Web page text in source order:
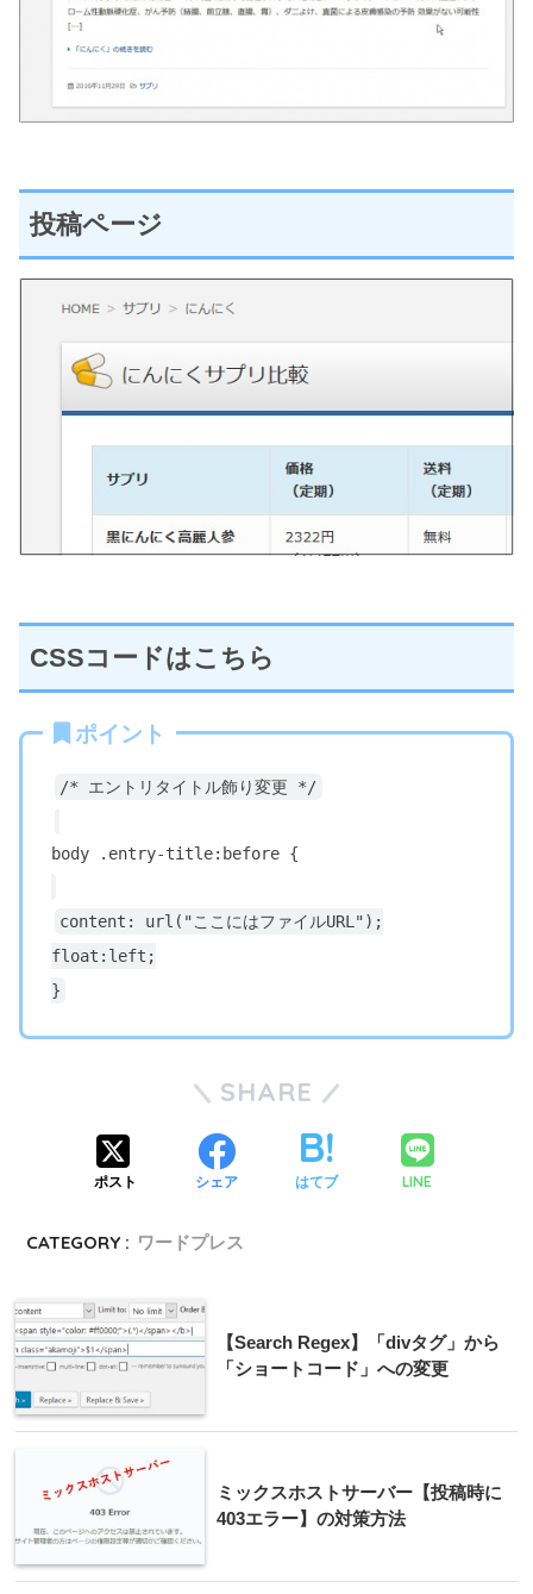
投稿ページ
CSSコードはこちら
ポイント
/* エントリタイトル飾り変更 */
body .entry-title:before {
content: url("ここにはファイルURL");
float:left;
}
SHARE
ポスト シェア はてブ LINE
CATEGORY : ワードプレス
【Search Regex】「divタグ」から
「ショートコード」への変更
ミックスホストサーバー【投稿時に
403エラー】の対策方法